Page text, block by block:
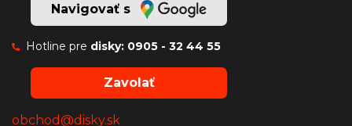
Navigovať s
Hotline pre disky: 0905 - 32 44 55
Zavolať
obchod@disky.sk